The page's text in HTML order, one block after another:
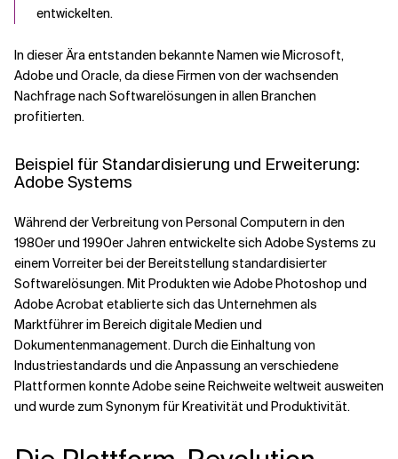
entwickelten.
In dieser Ära entstanden bekannte Namen wie Microsoft,
Adobe und Oracle, da diese Firmen von der wachsenden
Nachfrage nach Softwarelösungen in allen Branchen
profitierten.
Beispiel für Standardisierung und Erweiterung:
Adobe Systems
Während der Verbreitung von Personal Computern in den
1980er und 1990er Jahren entwickelte sich Adobe Systems zu
einem Vorreiter bei der Bereitstellung standardisierter
Softwarelösungen. Mit Produkten wie Adobe Photoshop und
Adobe Acrobat etablierte sich das Unternehmen als
Marktführer im Bereich digitale Medien und
Dokumentenmanagement. Durch die Einhaltung von
Industriestandards und die Anpassung an verschiedene
Plattformen konnte Adobe seine Reichweite weltweit ausweiten
und wurde zum Synonym für Kreativität und Produktivität.